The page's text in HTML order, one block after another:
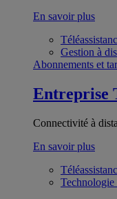
En savoir plus
Gestion à
Abonnements et
Entreprise
Connectivité à
En savoir plus
Technologie